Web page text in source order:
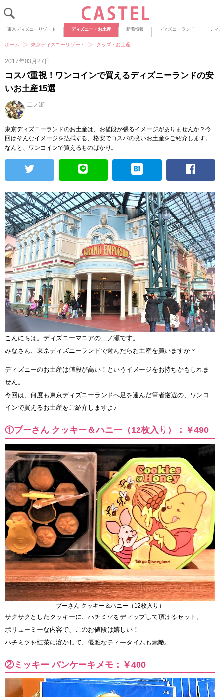
東京ディズニーリゾート ディズニー・お土産 新着情報 ディズニーランド ディ
ホーム 東京ディズニーリゾート グッズ・お土産
2017年03月27日
コスパ重視！ワンコインで買えるディズニーランドの安
いお土産15選
二ノ瀬
東京ディズニーランドのお土産は、お値段が張るイメージがありませんか？今
回はそんなイメージを払拭する、格安でコスパの良いお土産をご紹介します。
なんと、ワンコインで買えるものばかり。
こんにちは。ディズニーマニアの二ノ瀬です。
みなさん、東京ディズニーランドで遊んだらお土産を買いますか？
ディズニーのお土産は値段が高い！というイメージをお持ちかもしれま
せん。
今回は、何度も東京ディズニーランドへ足を運んだ筆者厳選の、ワンコ
インで買えるお土産をご紹介しますよ♪
①プーさん クッキー＆ハニー（12枚入り）：￥490
プーさん クッキー＆ハニー（12枚入り）
サクサクとしたクッキーに、ハチミツをディップして頂けるセット。
ボリューミーな内容で、このお値段は嬉しい！
ハチミツを紅茶に溶かして、優雅なティータイムも素敵。
②ミッキー パンケーキメモ：￥400